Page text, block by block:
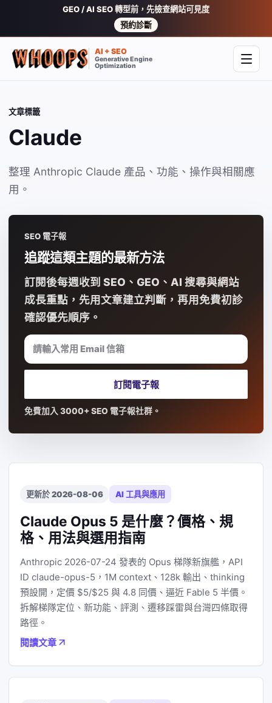
GEO / AI SEO 轉型前，先檢查網站可見度
預約診斷
AI + SEO
Generative Engine
Optimization
開啟
文章標籤
Claude
整理 Anthropic Claude 產品、功能、操作與相關應
用。
SEO 電子報
追蹤這類主題的最新方法
訂閱後每週收到 SEO、GEO、AI 搜尋與網站
成長重點，先用文章建立判斷，再用免費初診
確認優先順序。
請輸入常用 Email 信箱
訂閱電子報
免費加入 3000+ SEO 電子報社群。
更新於 2026-08-06 AI 工具與應用
Claude Opus 5 是什麼？價格、規
格、用法與選用指南
Anthropic 2026-07-24 發表的 Opus 梯隊新旗艦，API
ID claude-opus-5，1M context、128k 輸出、thinking
預設開，定價 $5/$25 與 4.8 同價、逼近 Fable 5 半價。
拆解梯隊定位、新功能、評測、遷移踩雷與台灣四條取得
路徑。
閱讀文章